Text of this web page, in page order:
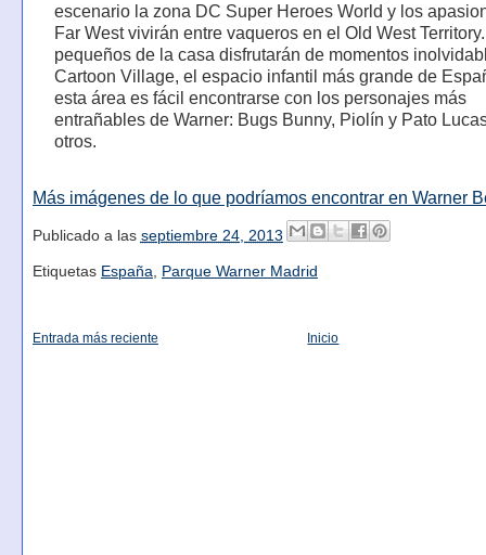
escenario la zona DC Super Heroes World y los
Far West vivirán entre vaqueros en el Old West
pequeños de la casa disfrutarán de momentos
Cartoon Village, el espacio infantil más grande de
esta área es fácil encontrarse con los personajes más
entrañables de Warner: Bugs Bunny, Piolín y Pato
otros.
Más imágenes de lo que podríamos encontrar en Warner
Publicado a las septiembre 24, 2013
Etiquetas España Parque Warner Madrid
Entrada más reciente Inicio